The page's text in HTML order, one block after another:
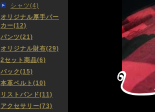
シャツ(4)
オリジナル厚手パー
カー(12)
パンツ(21)
オリジナル財布(29)
2セット商品(6)
バック(15)
本革ベルト(10)
リストバンド(11)
アクセサリー(73)